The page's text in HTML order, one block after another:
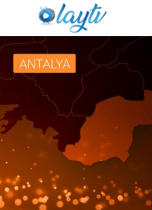
işlemez hale getiriyor
gösterilmeli